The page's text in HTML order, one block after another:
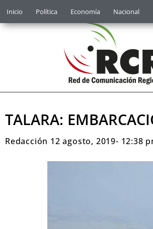
Inicio Política Economía Nacional
TALARA:
Redacción 12 agosto, 2019- 12:38